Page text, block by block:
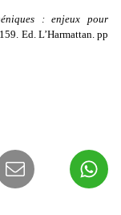
: enjeux pour
Ed. L’Harmattan. pp